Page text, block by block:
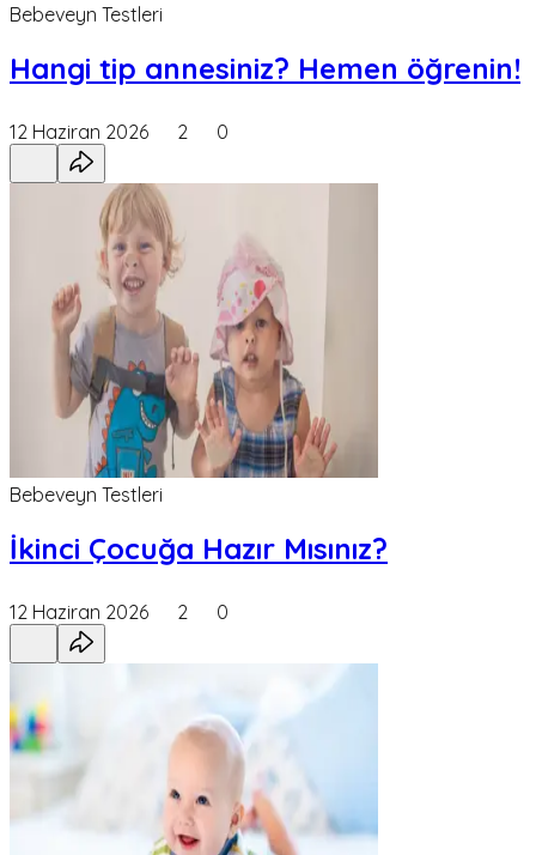
Bebeveyn Testleri
Hangi tip annesiniz? Hemen öğrenin!
12 Haziran 2026 2 0
Bebeveyn Testleri
İkinci Çocuğa Hazır Mısınız?
12 Haziran 2026 2 0